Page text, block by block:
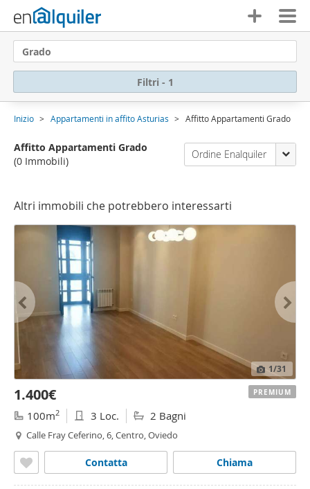
Grado
Filtri - 1
Inizio Appartamenti in affito Asturias Affitto Appartamenti Grado
Affitto Appartamenti Grado
(0 Immobili)
Ordine Enalquiler
Altri immobili che potrebbero interessarti
1/31
1.400€
100m2 3 Loc. 2 Bagni
Calle Fray Ceferino, 6, Centro, Oviedo
Chiama
Contatta
PREMIUM